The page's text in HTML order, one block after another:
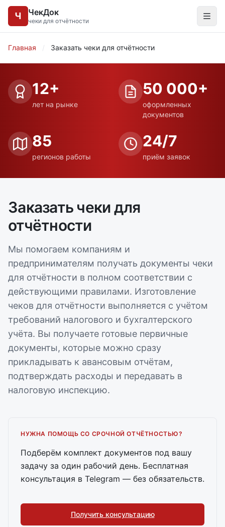
Ч ЧекДок
чеки для отчётности
Главная / Заказать чеки для отчётности
12+
лет на рынке
50 000+
оформленных
документов
85
регионов работы
24/7
приём заявок
Заказать чеки для
отчётности
Мы помогаем компаниям и
предпринимателям получать документы чеки
для отчётности в полном соответствии с
действующими правилами. Изготовление
чеков для отчётности выполняется с учётом
требований налогового и бухгалтерского
учёта. Вы получаете готовые первичные
документы, которые можно сразу
прикладывать к авансовым отчётам,
подтверждать расходы и передавать в
налоговую инспекцию.
НУЖНА ПОМОЩЬ СО СРОЧНОЙ ОТЧЁТНОСТЬЮ?
Подберём комплект документов под вашу
задачу за один рабочий день. Бесплатная
консультация в Telegram — без обязательств.
Получить консультацию